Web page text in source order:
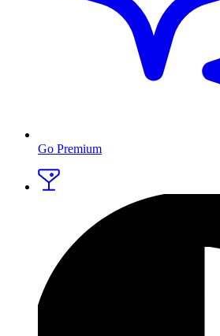
Go Premium